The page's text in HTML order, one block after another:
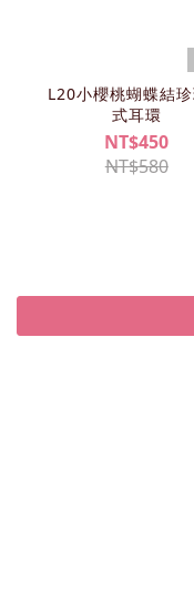
L20小櫻桃蝴蝶結
式耳環
NT$450
NT$580